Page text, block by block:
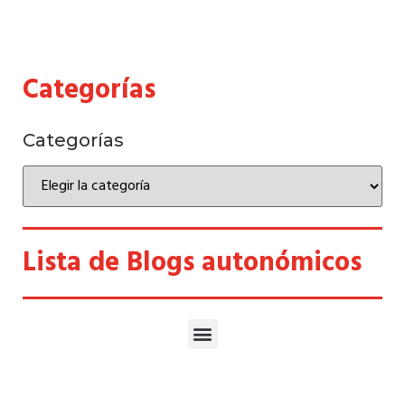
Categorías
Categorías
Lista de Blogs autonómicos